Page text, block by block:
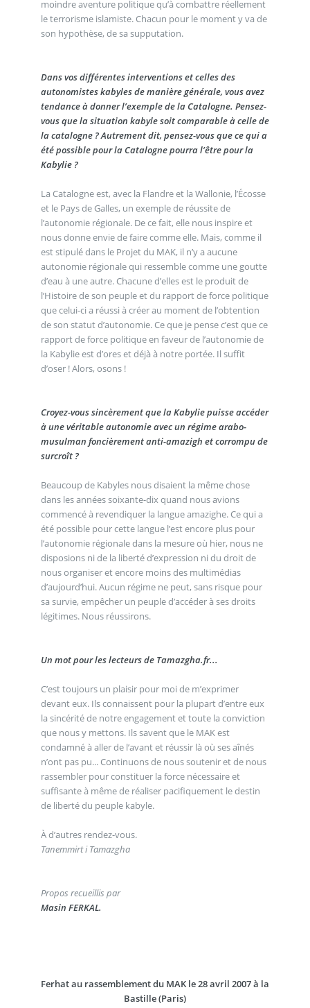
moindre aventure politique qu’à combattre réellement
le terrorisme islamiste. Chacun pour le moment y va de
son hypothèse, de sa supputation.
Dans vos différentes interventions et celles des
autonomistes kabyles de manière générale, vous avez
tendance à donner l’exemple de la Catalogne. Pensez-
vous que la situation kabyle soit comparable à celle de
la catalogne ? Autrement dit, pensez-vous que ce qui a
été possible pour la Catalogne pourra l’être pour la
Kabylie ?
La Catalogne est, avec la Flandre et la Wallonie, l’Écosse
et le Pays de Galles, un exemple de réussite de
l’autonomie régionale. De ce fait, elle nous inspire et
nous donne envie de faire comme elle. Mais, comme il
est stipulé dans le Projet du MAK, il n’y a aucune
autonomie régionale qui ressemble comme une goutte
d’eau à une autre. Chacune d’elles est le produit de
l’Histoire de son peuple et du rapport de force politique
que celui-ci a réussi à créer au moment de l’obtention
de son statut d’autonomie. Ce que je pense c’est que ce
rapport de force politique en faveur de l’autonomie de
la Kabylie est d’ores et déjà à notre portée. Il suffit
d’oser ! Alors, osons !
Croyez-vous sincèrement que la Kabylie puisse accéder
à une véritable autonomie avec un régime arabo-
musulman foncièrement anti-amazigh et corrompu de
surcroît ?
Beaucoup de Kabyles nous disaient la même chose
dans les années soixante-dix quand nous avions
commencé à revendiquer la langue amazighe. Ce qui a
été possible pour cette langue l’est encore plus pour
l’autonomie régionale dans la mesure où hier, nous ne
disposions ni de la liberté d’expression ni du droit de
nous organiser et encore moins des multimédias
d’aujourd’hui. Aucun régime ne peut, sans risque pour
sa survie, empêcher un peuple d’accéder à ses droits
légitimes. Nous réussirons.
Un mot pour les lecteurs de Tamazgha.fr...
C’est toujours un plaisir pour moi de m’exprimer
devant eux. Ils connaissent pour la plupart d’entre eux
la sincérité de notre engagement et toute la conviction
que nous y mettons. Ils savent que le MAK est
condamné à aller de l’avant et réussir là où ses aînés
n’ont pas pu... Continuons de nous soutenir et de nous
rassembler pour constituer la force nécessaire et
suffisante à même de réaliser pacifiquement le destin
de liberté du peuple kabyle.
À d’autres rendez-vous.
Tanemmirt i Tamazgha
Propos recueillis par
Masin FERKAL.
Ferhat au rassemblement du MAK le 28 avril 2007 à la
Bastille (Paris)